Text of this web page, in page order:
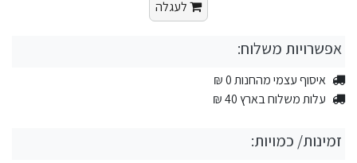
לעגלה
אפשרויות משלוח:
איסוף עצמי מהחנות 0 ₪
עלות משלוח בארץ 40 ₪
זמינות/ כמויות: